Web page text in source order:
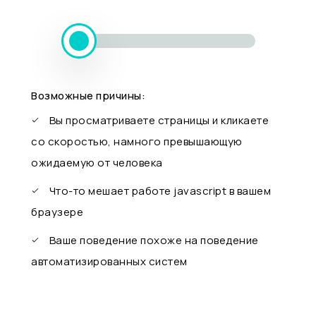
Возможные причины:
Вы просматриваете страницы и кликаете
со скоростью, намного превышающую
ожидаемую от человека
Что-то мешает работе javascript в вашем
браузере
Ваше поведение похоже на поведение
автоматизированных систем